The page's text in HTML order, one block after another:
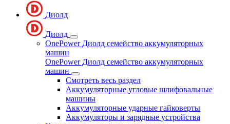
Диолд
Диолд
OnePower Диолд семейство аккумуляторных
машин
OnePower Диолд семейство аккумуляторных
машин
Смотреть весь раздел
Аккумуляторные угловые шлифовальные
машины
Аккумуляторные ударные гайковерты
Аккумуляторы и зарядные устройства